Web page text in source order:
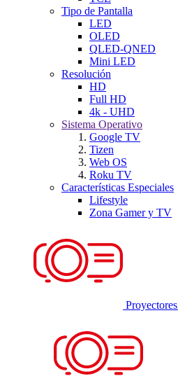
Tipo de Pantalla
LED
OLED
QLED-QNED
Mini LED
Resolución
HD
Full HD
4k - UHD
Sistema Operativo
Google TV
Tizen
Web OS
Roku TV
Características Especiales
Lifestyle
Zona Gamer y TV
Proyectores